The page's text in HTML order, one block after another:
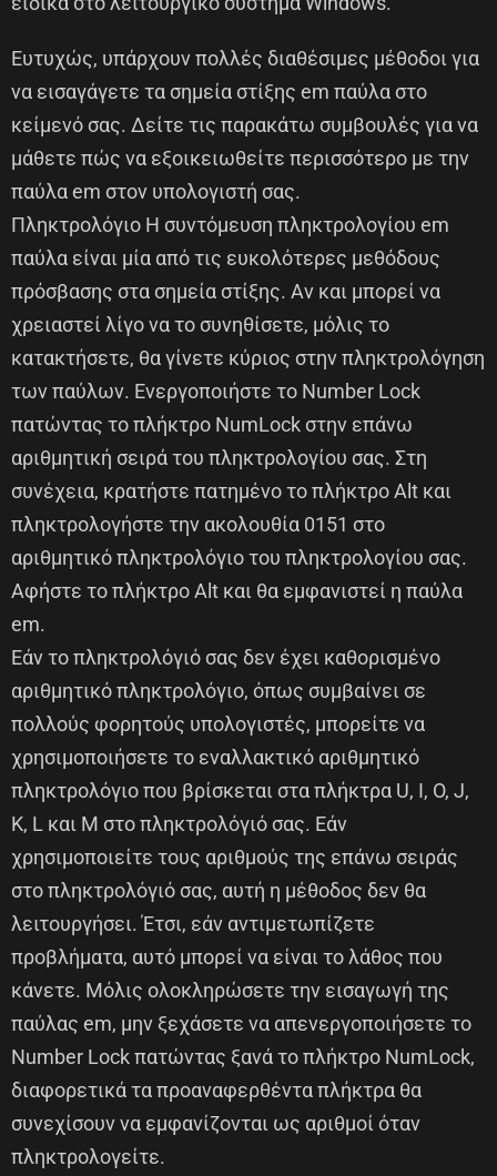
Ευτυχώς, υπάρχουν πολλές διαθέσιμες μέθοδοι για
να εισαγάγετε τα σημεία στίξης em παύλα στο
κείμενό σας. Δείτε τις παρακάτω συμβουλές για να
μάθετε πώς να εξοικειωθείτε περισσότερο με την
παύλα em στον υπολογιστή σας.
Πληκτρολόγιο Η συντόμευση πληκτρολογίου em
παύλα είναι μία από τις ευκολότερες μεθόδους
πρόσβασης στα σημεία στίξης. Αν και μπορεί να
χρειαστεί λίγο να το συνηθίσετε, μόλις το
κατακτήσετε, θα γίνετε κύριος στην πληκτρολόγηση
των παύλων. Ενεργοποιήστε το Number Lock
πατώντας το πλήκτρο NumLock στην επάνω
αριθμητική σειρά του πληκτρολογίου σας. Στη
συνέχεια, κρατήστε πατημένο το πλήκτρο Alt και
πληκτρολογήστε την ακολουθία 0151 στο
αριθμητικό πληκτρολόγιο του πληκτρολογίου σας.
Αφήστε το πλήκτρο Alt και θα εμφανιστεί η παύλα
em.
Εάν το πληκτρολόγιό σας δεν έχει καθορισμένο
αριθμητικό πληκτρολόγιο, όπως συμβαίνει σε
πολλούς φορητούς υπολογιστές, μπορείτε να
χρησιμοποιήσετε το εναλλακτικό αριθμητικό
πληκτρολόγιο που βρίσκεται στα πλήκτρα U, I, O, J,
K, L και M στο πληκτρολόγιό σας. Εάν
χρησιμοποιείτε τους αριθμούς της επάνω σειράς
στο πληκτρολόγιό σας, αυτή η μέθοδος δεν θα
λειτουργήσει. Έτσι, εάν αντιμετωπίζετε
προβλήματα, αυτό μπορεί να είναι το λάθος που
κάνετε. Μόλις ολοκληρώσετε την εισαγωγή της
παύλας em, μην ξεχάσετε να απενεργοποιήσετε το
Number Lock πατώντας ξανά το πλήκτρο NumLock,
διαφορετικά τα προαναφερθέντα πλήκτρα θα
συνεχίσουν να εμφανίζονται ως αριθμοί όταν
πληκτρολογείτε.